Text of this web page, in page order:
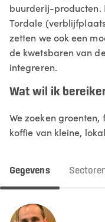
buurderij-producten.
Tordale
zetten we ook een
de kwetsbaren van
integreren.
Wat wil ik
We zoeken groenten,
koffie van kleine,
Gegevens